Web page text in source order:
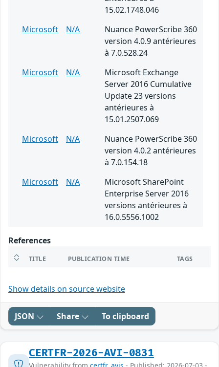
15.02.1748.046
Microsoft
N/A
Nuance PowerScribe 360
version 4.0.9 antérieures
à 7.0.528.24
Microsoft
N/A
Microsoft Exchange
Server 2016 Cumulative
Update 23 versions
antérieures à
15.01.2507.069
Microsoft
N/A
Nuance PowerScribe 360
version 4.0.2 antérieures
à 7.0.154.18
Microsoft
N/A
Microsoft SharePoint
Enterprise Server 2016
versions antérieures à
16.0.5556.1002
References
TITLE PUBLICATION TIME TAGS
Show details on source website
JSON Share To clipboard
CERTFR-2026-AVI-0831